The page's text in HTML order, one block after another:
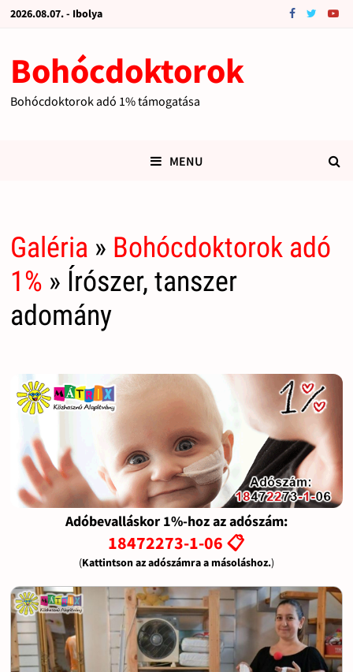
2026.08.07. - Ibolya
Bohócdoktorok
Bohócdoktorok adó 1% támogatása
MENU
Galéria » Bohócdoktorok adó
1% » Írószer, tanszer
adomány
Adóbevalláskor 1%-hoz az adószám:
18472273-1-06 📋
(Kattintson az adószámra a másoláshoz.)